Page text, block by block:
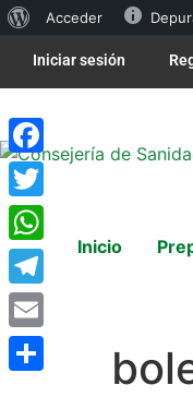
Acceder
Iniciar sesión
Inicio
Facebook
Twitter
WhatsApp
Telegram
Email